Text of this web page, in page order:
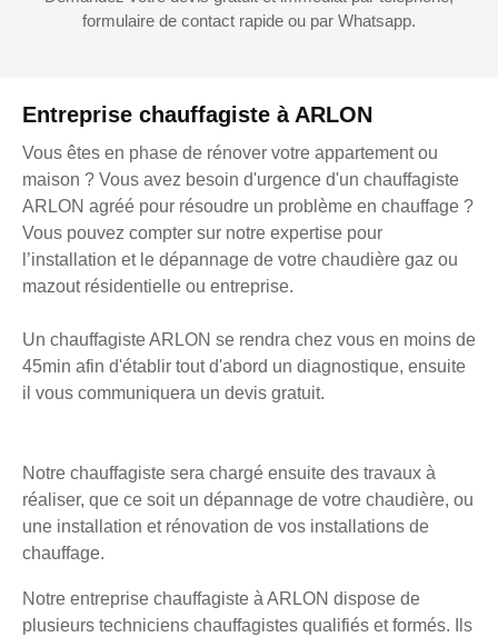
Entreprise chauffagiste à ARLON
Vous êtes en phase de rénover votre appartement ou
maison ? Vous avez besoin d'urgence d'un chauffagiste
ARLON agréé pour résoudre un problème en chauffage ?
Vous pouvez compter sur notre expertise pour
l’installation et le dépannage de votre chaudière gaz ou
mazout résidentielle ou entreprise.
Un chauffagiste ARLON se rendra chez vous en moins de
45min afin d'établir tout d'abord un diagnostique, ensuite
il vous communiquera un devis gratuit.
Notre chauffagiste sera chargé ensuite des travaux à
réaliser, que ce soit un dépannage de votre chaudière, ou
une installation et rénovation de vos installations de
chauffage.
Notre entreprise chauffagiste à ARLON dispose de
plusieurs techniciens chauffagistes qualifiés et formés. Ils
formulaire de contact rapide ou par Whatsapp.